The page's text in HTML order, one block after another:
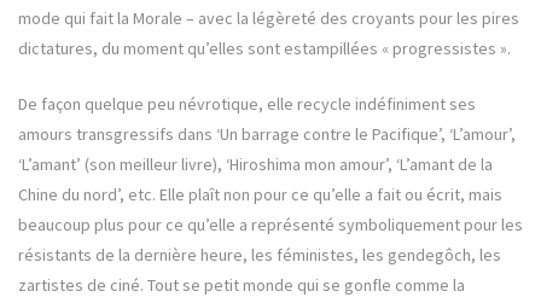
mode qui fait la Morale – avec la légèreté des croyants pour les pires
dictatures, du moment qu’elles sont estampillées « progressistes ».
De façon quelque peu névrotique, elle recycle indéfiniment ses
amours transgressifs dans ‘Un barrage contre le Pacifique’, ‘L’amour’,
‘L’amant’ (son meilleur livre), ‘Hiroshima mon amour’, ‘L’amant de la
Chine du nord’, etc. Elle plaît non pour ce qu’elle a fait ou écrit, mais
beaucoup plus pour ce qu’elle a représenté symboliquement pour les
résistants de la dernière heure, les féministes, les gendegôch, les
zartistes de ciné. Tout se petit monde qui se gonfle comme la